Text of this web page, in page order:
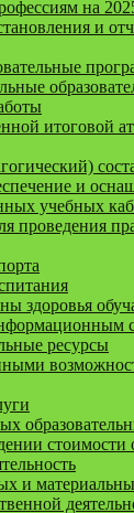
на
и
итоговой
и
учебных
проведения
здоровья
ресурсы
стоимости
и